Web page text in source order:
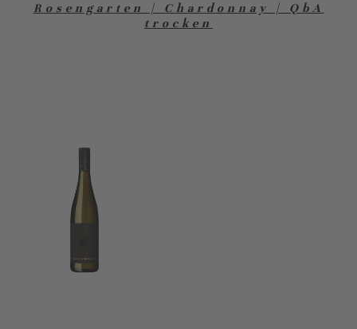
Rosengarten | Chardonnay | QbA
trocken